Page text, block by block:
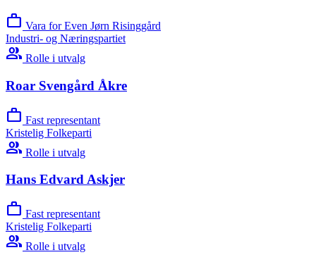
work Vara for Even Jørn Risinggård
Industri- og Næringspartiet
group Rolle i utvalg
Roar Svengård Åkre
work Fast representant
Kristelig Folkeparti
group Rolle i utvalg
Hans Edvard Askjer
work Fast representant
Kristelig Folkeparti
group Rolle i utvalg